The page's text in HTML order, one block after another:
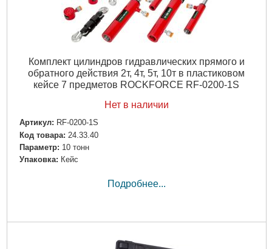
Комплект цилиндров гидравлических прямого и
обратного действия 2т, 4т, 5т, 10т в пластиковом
кейсе 7 предметов ROCKFORCE RF-0200-1S
Нет в наличии
Артикул: RF-0200-1S
Код товара: 24.33.40
Параметр: 10 тонн
Упаковка: Кейс
Подробнее...